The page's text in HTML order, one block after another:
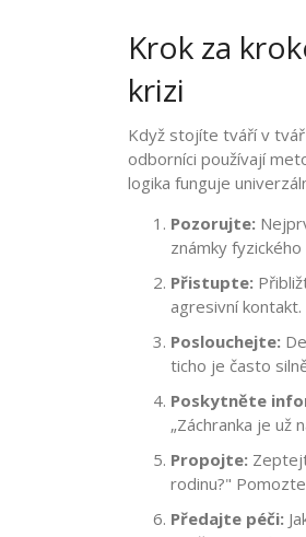
Krok za
krizi
Když stojíte tváří v
odborníci používají
logika funguje
Pozorujte:
známky
Přistupte:
agresivní
Poslouchejte:
ticho je často
Poskytněte
„Záchranka je už
Propojte:
rodinu?"
Předajte péči: